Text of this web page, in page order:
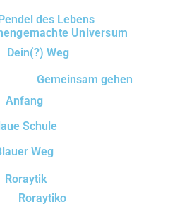
des Lebens
Universum
Dein(?) Weg
Gemeinsam gehen
Anfang
Schule
Weg
Roraytik
Roraytiko